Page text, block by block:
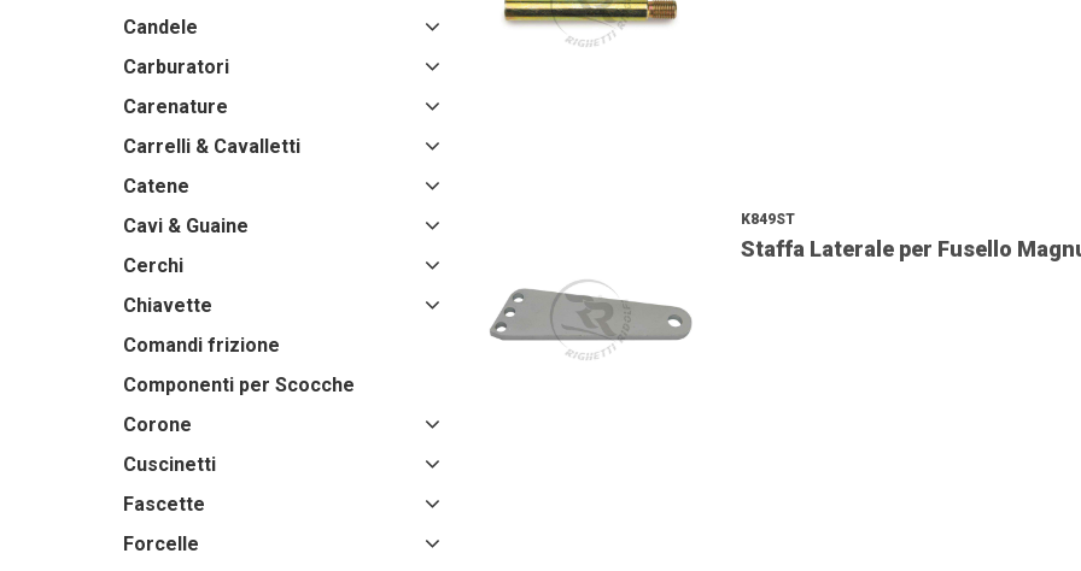
Candele
Carburatori
Carenature
Carrelli & Cavalletti
Catene
Cavi & Guaine
Cerchi
Chiavette
Comandi frizione
Componenti per Scocche
Corone
Cuscinetti
Fascette
Forcelle
K849ST
Staffa Laterale per Fusello